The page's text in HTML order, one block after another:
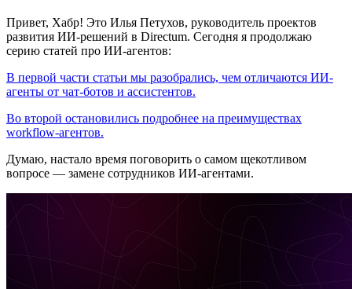
Привет, Хабр! Это Илья Петухов, руководитель проектов
развития ИИ-решений в Directum. Сегодня я продолжаю
серию статей про ИИ-агентов:
В первой части статьи мы разобрались, чем отличаются ИИ-
агенты от чат-ботов и ассистентов.
Во второй остановились подробнее на преимуществах
workflow-агентов.
Думаю, настало время поговорить о самом щекотливом
вопросе — замене сотрудников ИИ-агентами.